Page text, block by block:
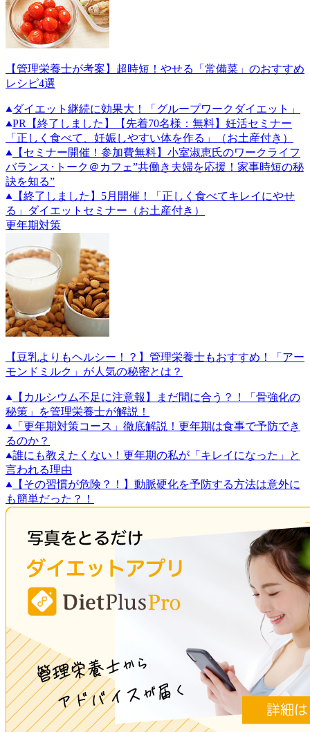
【管理栄養士が考案】超時短！やせる「常備菜」のおすすめ
レシピ4選
ダイエット継続に効果大！「グループワークダイエット」
PR
【終了しました】【先着70名様：無料】妊活セミナー
「正しく食べて、妊娠しやすい体を作る」（お土産付き）
【セミナー開催！参加費無料】小室淑恵氏のワークライフ
バランス･トーク＠カフェ”共働き夫婦を応援！家事時短の秘
訣を知る”
【終了しました】5月開催！「正しく食べてキレイにやせ
る」ダイエットセミナー（お土産付き）
更年期対策
【豆乳よりもヘルシー！？】管理栄養士もおすすめ！「アー
モンドミルク」が人気の秘密とは？
【カルシウム不足に注意報】まだ間に合う？！「骨強化の
秘策」を管理栄養士が解説！
「更年期対策コース」徹底解説！更年期は食事で予防でき
るのか？
誰にも教えたくない！更年期の私が「キレイになった」と
言われる理由
【その習慣が危険？！】動脈硬化を予防する方法は意外に
も簡単だった？！